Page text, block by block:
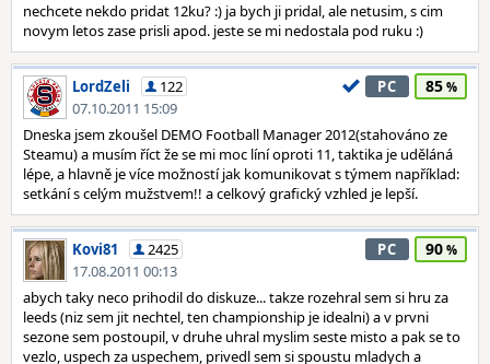
nechcete nekdo pridat 12ku? :) ja bych ji pridal, ale netusim, s cim
novym letos zase prisli apod. jeste se mi nedostala pod ruku :)
LordZeli
122
07.10.2011 15:09
PC 85
Dneska jsem zkoušel DEMO Football Manager 2012(stahováno ze
Steamu) a musím říct že se mi moc líní oproti 11, taktika je uděláná
lépe, a hlavně je více možností jak komunikovat s týmem například:
setkání s celým mužstvem!! a celkový grafický vzhled je lepší.
Kovi81
2425
17.08.2011 00:13
PC 90
abych taky neco prihodil do diskuze... takze rozehral sem si hru za
leeds (niz sem jit nechtel, ten championship je idealni) a v prvni
sezone sem postoupil, v druhe uhral myslim seste misto a pak se to
vezlo, uspech za uspechem, privedl sem si spoustu mladych a